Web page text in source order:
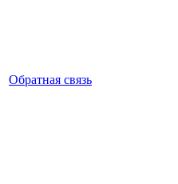
Обратная связь